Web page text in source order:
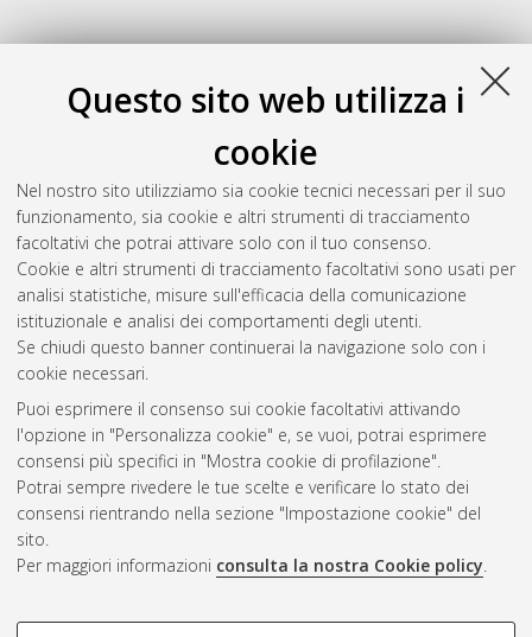
Questo sito web utilizza i
cookie
Nel nostro sito utilizziamo sia cookie tecnici necessari per il suo
funzionamento, sia cookie e altri strumenti di tracciamento
facoltativi che potrai attivare solo con il tuo consenso.
Cookie e altri strumenti di tracciamento facoltativi sono usati per
analisi statistiche, misure sull'efficacia della comunicazione
istituzionale e analisi dei comportamenti degli utenti.
Se chiudi questo banner continuerai la navigazione solo con i
cookie necessari.
Puoi esprimere il consenso sui cookie facoltativi attivando
l'opzione in "Personalizza cookie" e, se vuoi, potrai esprimere
consensi più specifici in "Mostra cookie di profilazione".
Potrai sempre rivedere le tue scelte e verificare lo stato dei
consensi rientrando nella sezione "Impostazione cookie" del
sito.
Per maggiori informazioni consulta la nostra Cookie policy.
COOKIE DI PROFILAZIONE -
Gestione del documento:
Atom
Rss 1.0
Rss 2.0
ISSN: 2038-7946
Impostazioni Cookie